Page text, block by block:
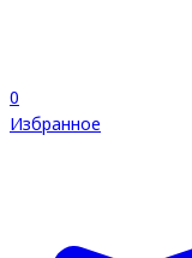
0
Избранное